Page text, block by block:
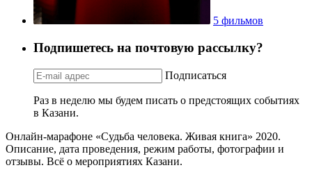
5 фильмов
Подпишетесь на почтовую рассылку?
Подписаться
Раз в неделю мы будем писать о предстоящих событиях
в Казани.
Онлайн-марафоне «Судьба человека. Живая книга» 2020.
Описание, дата проведения, режим работы, фотографии и
отзывы. Всё о мероприятиях Казани.